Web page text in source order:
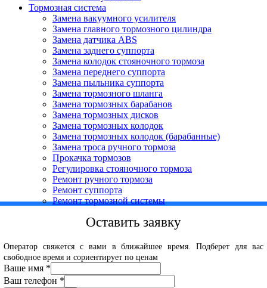
Тормозная система
Замена вакуумного усилителя
Замена главного тормозного цилиндра
Замена датчика ABS
Замена заднего суппорта
Замена колодок стояночного тормоза
Замена переднего суппорта
Замена пыльника суппорта
Замена тормозного шланга
Замена тормозных барабанов
Замена тормозных дисков
Замена тормозных колодок
Замена тормозных колодок (барабанные)
Замена троса ручного тормоза
Прокачка тормозов
Регулировка стояночного тормоза
Ремонт ручного тормоза
Ремонт суппорта
Ремонт тормозной системы
Оставить заявку
Оператор свяжется с вами в ближайшее время. Подберет для вас
свободное время и сориентирует по ценам
Ваше имя *
Ваш телефон *